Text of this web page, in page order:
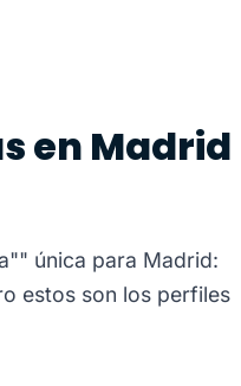
en Madrid
única para Madrid:
estos son los perfiles